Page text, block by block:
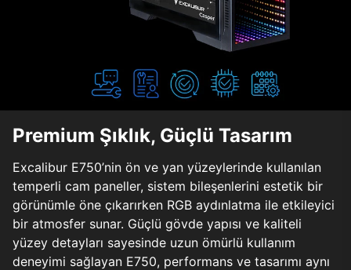
Premium Şıklık, Güçlü Tasarım
Excalibur E750’nin ön ve yan yüzeylerinde kullanılan
temperli cam paneller, sistem bileşenlerini estetik bir
görünümle öne çıkarırken RGB aydınlatma ile etkileyici
bir atmosfer sunar. Güçlü gövde yapısı ve kaliteli
yüzey detayları sayesinde uzun ömürlü kullanım
deneyimi sağlayan E750, performans ve tasarımı aynı